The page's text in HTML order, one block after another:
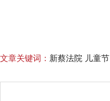
文章关键词： 新蔡法院 儿童节